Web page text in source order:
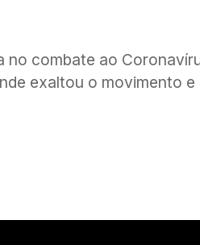
no combate ao
exaltou o movimento